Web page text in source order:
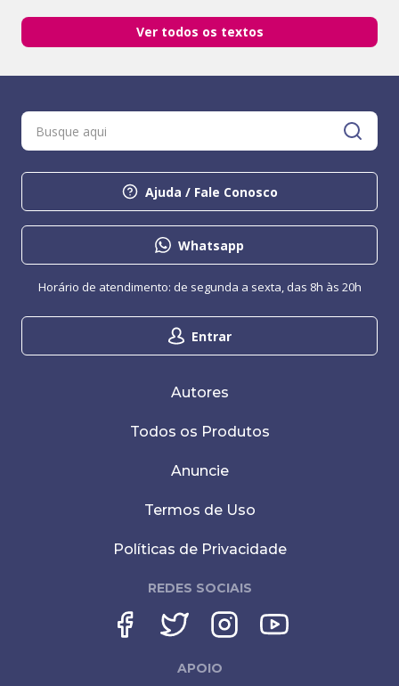
Ver todos os textos
Ajuda / Fale Conosco
Whatsapp
Entrar
Horário de atendimento: de segunda a sexta, das 8h às 20h
Autores
Todos os Produtos
Anuncie
Termos de Uso
Políticas de Privacidade
REDES SOCIAIS
APOIO